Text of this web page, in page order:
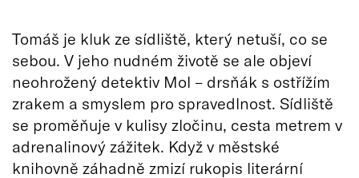
Tomáš je kluk ze sídliště, který netuší, co se
sebou. V jeho nudném životě se ale objeví
neohrožený detektiv Mol – drsňák s ostřížím
zrakem a smyslem pro spravedlnost. Sídliště
se proměňuje v kulisy zločinu, cesta metrem v
adrenalinový zážitek. Když v městské
knihovně záhadně zmizí rukopis literární